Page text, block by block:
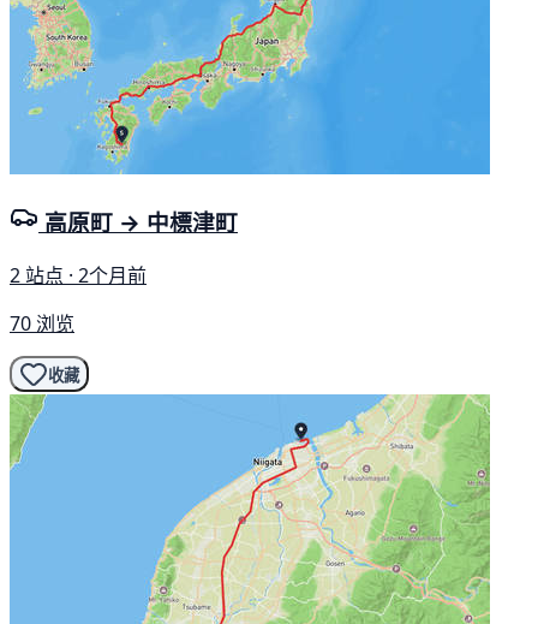
高原町 → 中標津町
2 站点 · 2个月前
70 浏览
收藏